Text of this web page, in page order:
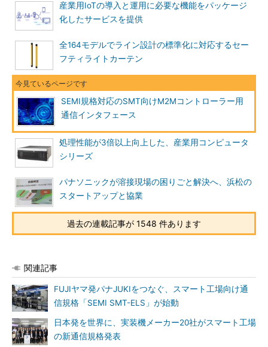
産業用IoTの導入と運用に必要な機能をパッケージ
化したサービスを提供
全164モデルでライン設計の標準化に対応するセー
フティライトカーテン
SEMI規格対応のSMT向けM2Mコントローラー用
通信インタフェース
処理性能が3倍以上向上した、産業用コンピュータ
シリーズ
パナソニックが溶接現場の困りごと解決へ、浜松の
スタートアップと協業
過去の連載記事が 1548 件あります
関連記事
FUJIヤマ発パナJUKIをつなぐ、スマート工場向け通
信規格「SEMI SMT-ELS」が始動
日本発を世界に、実装機メーカー20社がスマート工場
の新通信規格発表